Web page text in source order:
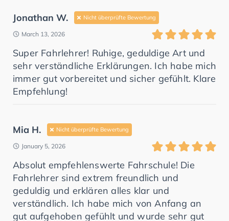
Jonathan W. Nicht überprüfte Bewertung
March 13, 2026
Super Fahrlehrer! Ruhige, geduldige Art und
sehr verständliche Erklärungen. Ich habe mich
immer gut vorbereitet und sicher gefühlt. Klare
Empfehlung!
Mia H. Nicht überprüfte Bewertung
January 5, 2026
Absolut empfehlenswerte Fahrschule! Die
Fahrlehrer sind extrem freundlich und
geduldig und erklären alles klar und
verständlich. Ich habe mich von Anfang an
gut aufgehoben gefühlt und wurde sehr gut